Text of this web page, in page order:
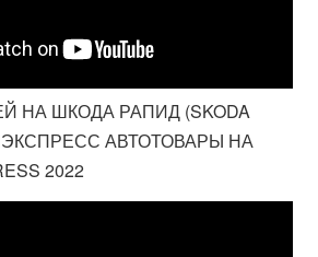
НА ШКОДА РАПИД (SKODA
АВТОТОВАРЫ НА
2022